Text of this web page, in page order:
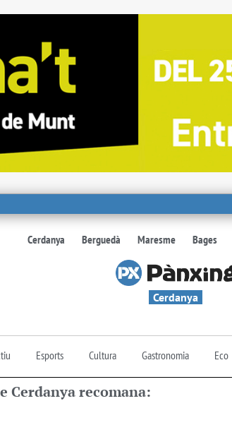
Cerdanya Berguedà Maresme Bages
Cerdanya
Esports Cultura Gastronomia Eco
Cerdanya recomana: